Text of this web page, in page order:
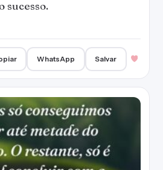
sucesso.
WhatsApp Salvar